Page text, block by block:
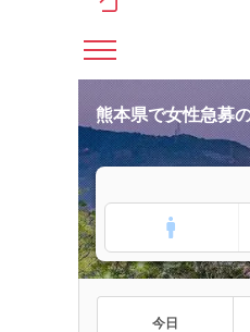
熊本県で女性急募
今日